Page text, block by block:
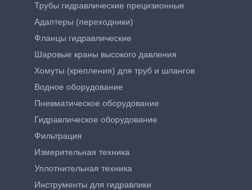
Трубы гидравлические прецизионные
Адаптеры (переходники)
Фланцы гидравлические
Шаровые краны высокого давления
Хомуты (крепления) для труб и шлангов
Водное оборудование
Пневматическое оборудование
Гидравлическое оборудование
Фильтрация
Измерительная техника
Уплотнительная техника
Инструменты для гидравлики